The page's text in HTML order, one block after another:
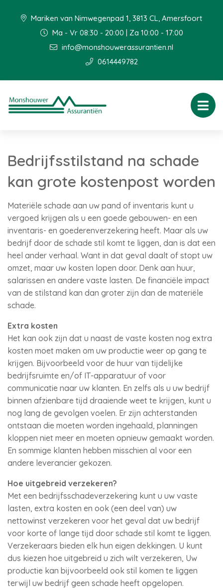
Mariken van Nimwegenpad 1, 3813 CL, Amersfoort
Ma - Vr 08:30 - 20:00 | Za 10:00 - 17:00
info@monshouwerassurantien.nl
0614449782
Bedrijfsstilstand na schade
kan grote kostenpost worden
Materiële schade aan uw pand of inventaris kunt u
vergoed krijgen als u een goede gebouwen- en een
inventaris- en goederenverzekering heeft. Maar als uw
bedrijf door de schade stil komt te liggen, dan is dat een
heel ander verhaal. Want in dat geval daalt of stopt uw
omzet, maar uw kosten lopen door. Denk aan huur,
salarissen en andere vaste lasten. De financiële impact
van de stilstand kan dan groter zijn dan de materiële
schade.
Extra kosten
Het kan ook zijn dat u naast de vaste kosten nog extra
kosten moet maken om uw productie weer op gang te
krijgen. Bijvoorbeeld voor de huur van tijdelijke
bedrijfsruimte en/of IT-apparatuur of voor
communicatie naar uw klanten. En zelfs als u uw bedrijf
binnen afzienbare tijd draaiende weet te krijgen, kunt u
nog lang de gevolgen voelen. Er zijn achterstanden
ontstaan die moeten worden ingehaald, planningen
kloppen niet meer en moeten opnieuw gemaakt worden.
En sommige klanten hebben misschien al voor een
andere leverancier gekozen.
Hoe uitgebreid verzekeren?
Met een bedrijfsschadeverzekering kunt u uw vaste
lasten, extra kosten en ook (een deel van) uw
nettowinst verzekeren voor het geval dat uw bedrijf
voor korte of lange tijd door schade stil komt te liggen.
Verzekeraars bieden elk hun eigen dekkingen. U kunt
dus kiezen hoe uitgebreid u zich wilt verzekeren, Uw
productie kan bijvoorbeeld ook stil komen te liggen
terwijl uw bedrijf geen schade heeft opgelopen.